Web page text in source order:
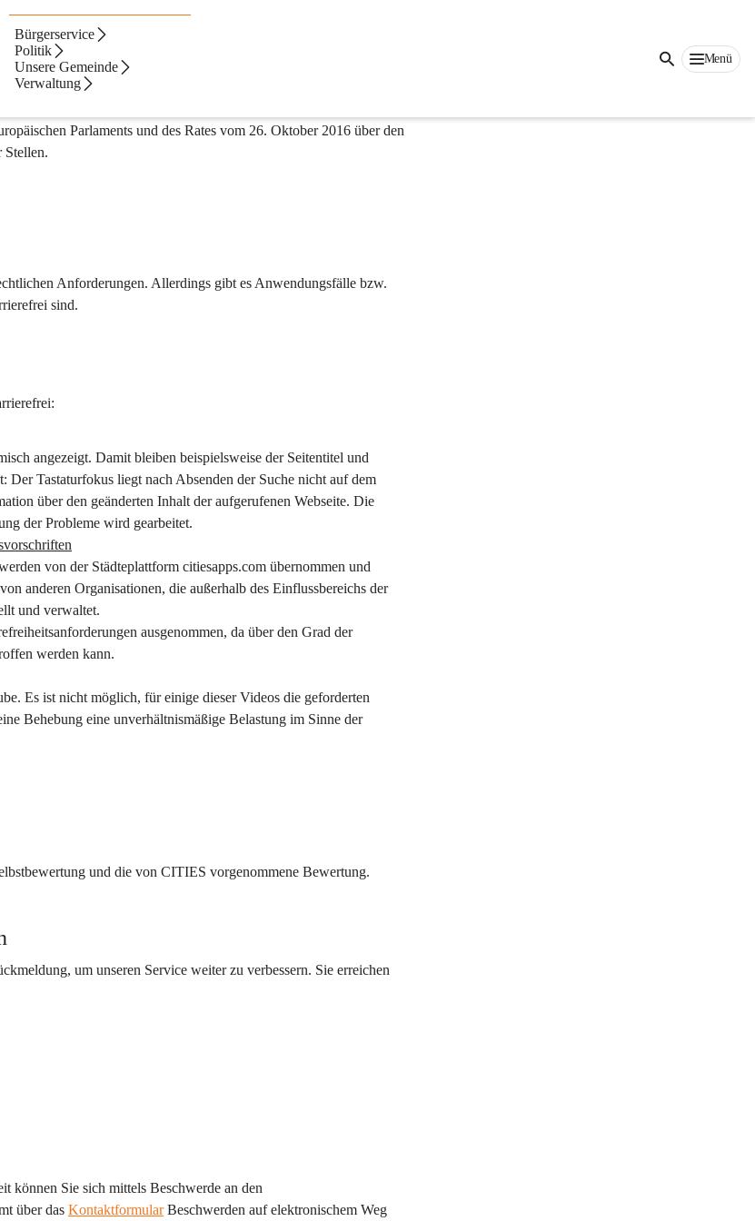
Bürgerservice
Politik
Unsere Gemeinde
Verwaltung
Menü
citiesapps für einen höchstmöglichen Grad an Barrierefreiheit
für barrierefreie Webinhalte (WCAG) 2.1", sowie den Best-
Parlaments und des Rates vom 26. Oktober 2016 über den
Stellen.
Anforderungen. Allerdings gibt es Anwendungsfälle bzw.
sind.
angezeigt. Damit bleiben beispielsweise der Seitentitel und
Der Tastaturfokus liegt nach Absenden der Suche nicht auf dem
über den geänderten Inhalt der aufgerufenen Webseite. Die
der Probleme wird gearbeitet.
von der Städteplattform citiesapps.com übernommen und
anderen Organisationen, die außerhalb des Einflussbereichs der
und verwaltet.
ausgenommen, da über den Grad der
werden kann.
Es ist nicht möglich, für einige dieser Videos die geforderten
Behebung eine unverhältnismäßige Belastung im Sinne der
und die von CITIES vorgenommene Bewertung.
um unseren Service weiter zu verbessern. Sie erreichen
können Sie sich mittels Beschwerde an den
über das Kontaktformular Beschwerden auf elektronischem Weg